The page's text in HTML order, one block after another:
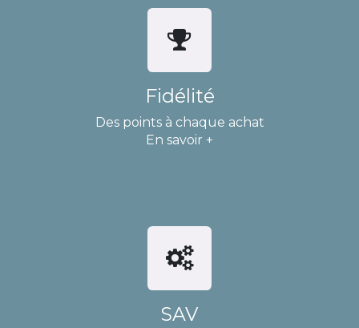
Fidélité
Des points à chaque achat
En savoir +
SAV